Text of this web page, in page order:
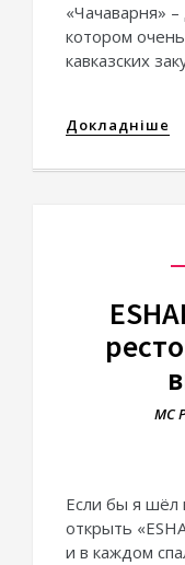
«Чачаварня»
котором
кавказских
Докладніше
МС
Если бы я
открыть
и в каждом